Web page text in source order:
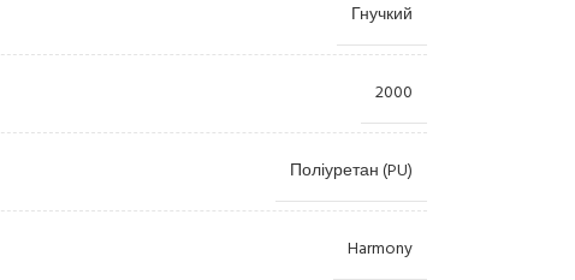
Пілястри
Гнучкий
2000
Поліуретан (PU)
Harmony